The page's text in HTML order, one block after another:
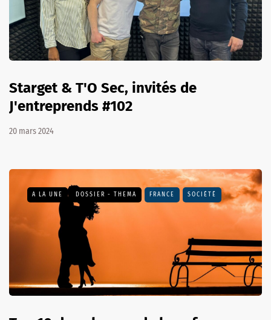
Starget & T'O Sec, invités de
J'entreprends #102
20 mars 2024
A LA UNE DOSSIER - THEMA FRANCE SOCIÉTÉ